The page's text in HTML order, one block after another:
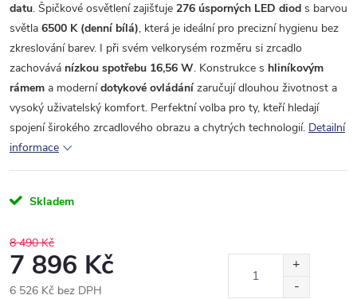
datu. Špičkové osvětlení zajišťuje 276 úsporných LED diod s barvou
světla 6500 K (denní bílá), která je ideální pro precizní hygienu bez
zkreslování barev. I při svém velkorysém rozměru si zrcadlo
zachovává nízkou spotřebu 16,56 W. Konstrukce s hliníkovým
rámem a modernídotykové ovládání zaručují dlouhou životnost a
vysoký uživatelský komfort. Perfektní volba pro ty, kteří hledají
spojení širokého zrcadlového obrazu a chytrých technologií. Detailní
informace
Skladem
8 490 Kč
7 896 Kč
6 526 Kč bez DPH